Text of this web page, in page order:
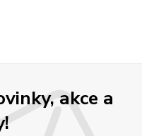
akce a